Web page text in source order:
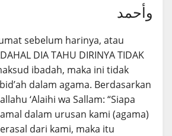
وأحمد
sebelum harinya, atau
DIA TAHU DIRINYA TIDAK
ibadah, maka ini tidak
dalam agama. Berdasarkan
‘Alaihi wa Sallam: “Siapa
dalam urusan kami (agama)
dari kami, maka itu